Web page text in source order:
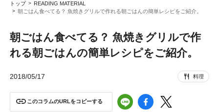
トップ
READING MATERIAL
朝ごはん食べてる？ 魚焼きグリルで作れる朝ごはんの簡単レシピをご紹介。
朝ごはん食べてる？ 魚焼きグリルで作
れる朝ごはんの簡単レシピをご紹介。
2018/05/17 料理
このコラムのURLをコピーする